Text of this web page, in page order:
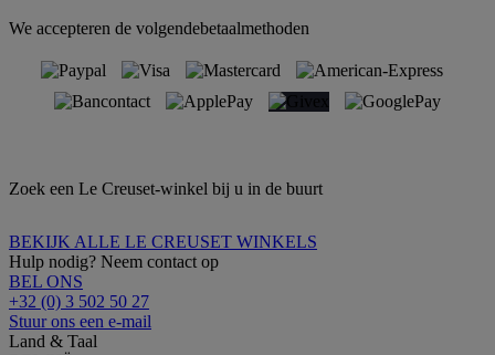
We accepteren de volgendebetaalmethoden
Zoek een Le Creuset-winkel bij u in de buurt
BEKIJK ALLE LE CREUSET WINKELS
Hulp nodig? Neem contact op
BEL ONS
+32 (0) 3 502 50 27
Stuur ons een e-mail
Land & Taal